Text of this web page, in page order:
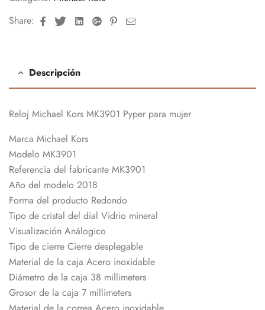
Share:
FacebookTwitterLinkedinGoogle+Pinterest
Email
Descripción
Reloj Michael Kors MK3901 Pyper para mujer
Marca Michael Kors
Modelo MK3901
Referencia del fabricante MK3901
Año del modelo 2018
Forma del producto Redondo
Tipo de cristal del dial Vidrio mineral
Visualización Análogico
Tipo de cierre Cierre desplegable
Material de la caja Acero inoxidable
Diámetro de la caja 38 millimeters
Grosor de la caja 7 millimeters